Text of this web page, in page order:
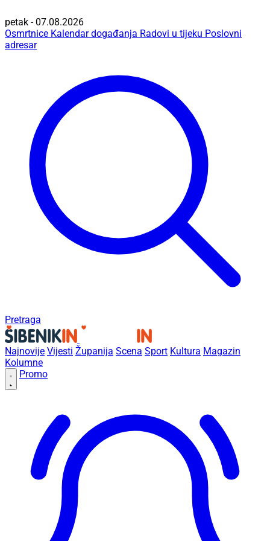
petak - 07.08.2026
Osmrtnice Kalendar događanja Radovi u tijeku Poslovni
adresar
Pretraga
Najnovije Vijesti Županija Scena Sport Kultura Magazin
Kolumne
Promo